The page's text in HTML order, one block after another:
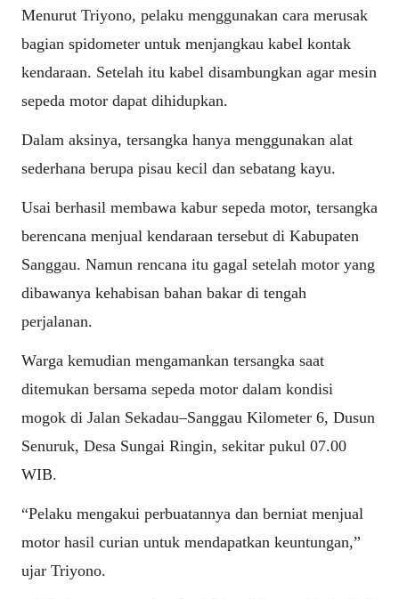
Menurut Triyono, pelaku menggunakan cara merusak
bagian spidometer untuk menjangkau kabel kontak
kendaraan. Setelah itu kabel disambungkan agar mesin
sepeda motor dapat dihidupkan.
Dalam aksinya, tersangka hanya menggunakan alat
sederhana berupa pisau kecil dan sebatang kayu.
Usai berhasil membawa kabur sepeda motor, tersangka
berencana menjual kendaraan tersebut di Kabupaten
Sanggau. Namun rencana itu gagal setelah motor yang
dibawanya kehabisan bahan bakar di tengah
perjalanan.
Warga kemudian mengamankan tersangka saat
ditemukan bersama sepeda motor dalam kondisi
mogok di Jalan Sekadau–Sanggau Kilometer 6, Dusun
Senuruk, Desa Sungai Ringin, sekitar pukul 07.00
WIB.
“Pelaku mengakui perbuatannya dan berniat menjual
motor hasil curian untuk mendapatkan keuntungan,”
ujar Triyono.